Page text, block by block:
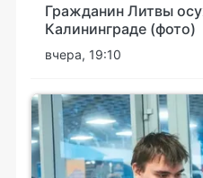
Гражданин Литвы
Калининграде (фото)
вчера, 19:10